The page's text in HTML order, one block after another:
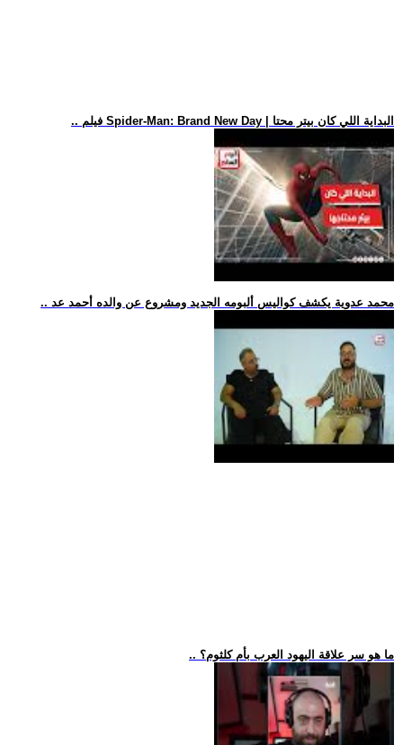
.. فيلم Spider-Man: Brand New Day | البداية اللي كان بيتر محتا
.. محمد عدوية يكشف كواليس ألبومه الجديد ومشروع عن والده أحمد عد
.. ما هو سر علاقة اليهود العرب بأم كلثوم؟